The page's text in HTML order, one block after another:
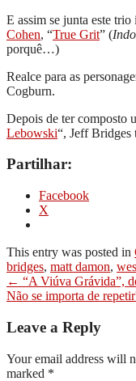
E assim se junta este
Cohen, “True Grit” (
porquê…)
Realce para as
Cogburn.
Depois de ter composto
Lebowski“, Jeff Bridges
Partilhar:
Facebook
X
This entry was posted in
bridges, matt damon,
Post
navigation
← “A Viúva Grávida”,
Não se importa de
Leave a Reply
Your email address will
marked *